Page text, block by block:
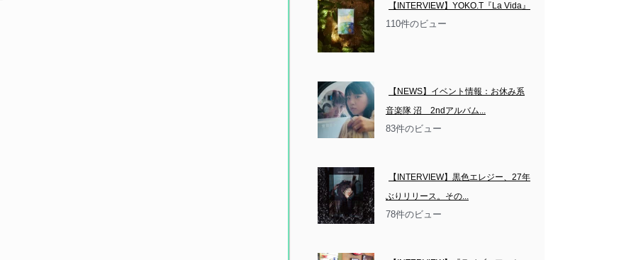
【INTERVIEW】YOKO.T『La Vida』
110件のビュー
【NEWS】イベント情報：お休み系
音楽隊 沼　2ndアルバム...
83件のビュー
【INTERVIEW】黒色エレジー、27年
ぶりリリース。その...
78件のビュー